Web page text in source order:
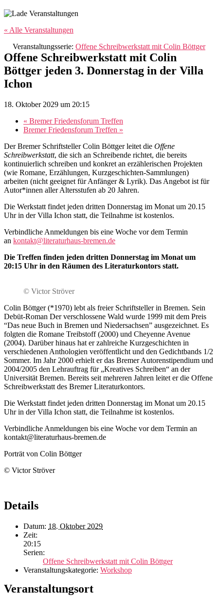
« Alle Veranstaltungen
Veranstaltungsserie: Offene Schreibwerkstatt mit Colin Böttger
Offene Schreibwerkstatt mit Colin
Böttger jeden 3. Donnerstag in der Villa
Ichon
18. Oktober 2029 um 20:15
« Bremer Friedensforum Treffen
Bremer Friedensforum Treffen »
Der Bremer Schriftsteller Colin Böttger leitet die Offene
Schreibwerkstatt, die sich an Schreibende richtet, die bereits
kontinuierlich schreiben und konkret an erzählerischen Projekten
(wie Romane, Erzählungen, Kurzgeschichten-Sammlungen)
arbeiten (nicht geeignet für Anfänger & Lyrik). Das Angebot ist für
Autor*innen aller Altersstufen ab 20 Jahren.
Die Werkstatt findet jeden dritten Donnerstag im Monat um 20.15
Uhr in der Villa Ichon statt, die Teilnahme ist kostenlos.
Verbindliche Anmeldungen bis eine Woche vor dem Termin
an kontakt@literaturhaus-bremen.de
Die Treffen finden jeden dritten Donnerstag im Monat um
20:15 Uhr in den Räumen des Literaturkontors statt.
© Victor Ströver
Colin Böttger (*1970) lebt als freier Schriftsteller in Bremen. Sein
Debüt-Roman Der verschlossene Wald wurde 1999 mit dem Preis
“Das neue Buch in Bremen und Niedersachsen” ausgezeichnet. Es
folgten die Romane Treibstoff (2000) und Cheyenne Avenue
(2004). Darüber hinaus hat er zahlreiche Kurzgeschichten in
verschiedenen Anthologien veröffentlicht und den Gedichtbands 1/2
Sommer. Im Jahr 2000 erhielt er das Bremer Autorenstipendium und
2004/2005 den Lehrauftrag für „Kreatives Schreiben“ an der
Universität Bremen. Bereits seit mehreren Jahren leitet er die Offene
Schreibwerkstatt des Bremer Literaturkontors.
Die Werkstatt findet jeden dritten Donnerstag im Monat um 20.15
Uhr in der Villa Ichon statt, die Teilnahme ist kostenlos.
Verbindliche Anmeldungen bis eine Woche vor dem Termin an
kontakt@literaturhaus-bremen.de
Porträt von Colin Böttger
© Victor Ströver
Details
Datum: 18. Oktober 2029
Zeit:
20:15
Serien:
Offene Schreibwerkstatt mit Colin Böttger
Veranstaltungskategorie: Workshop
Veranstaltungsort